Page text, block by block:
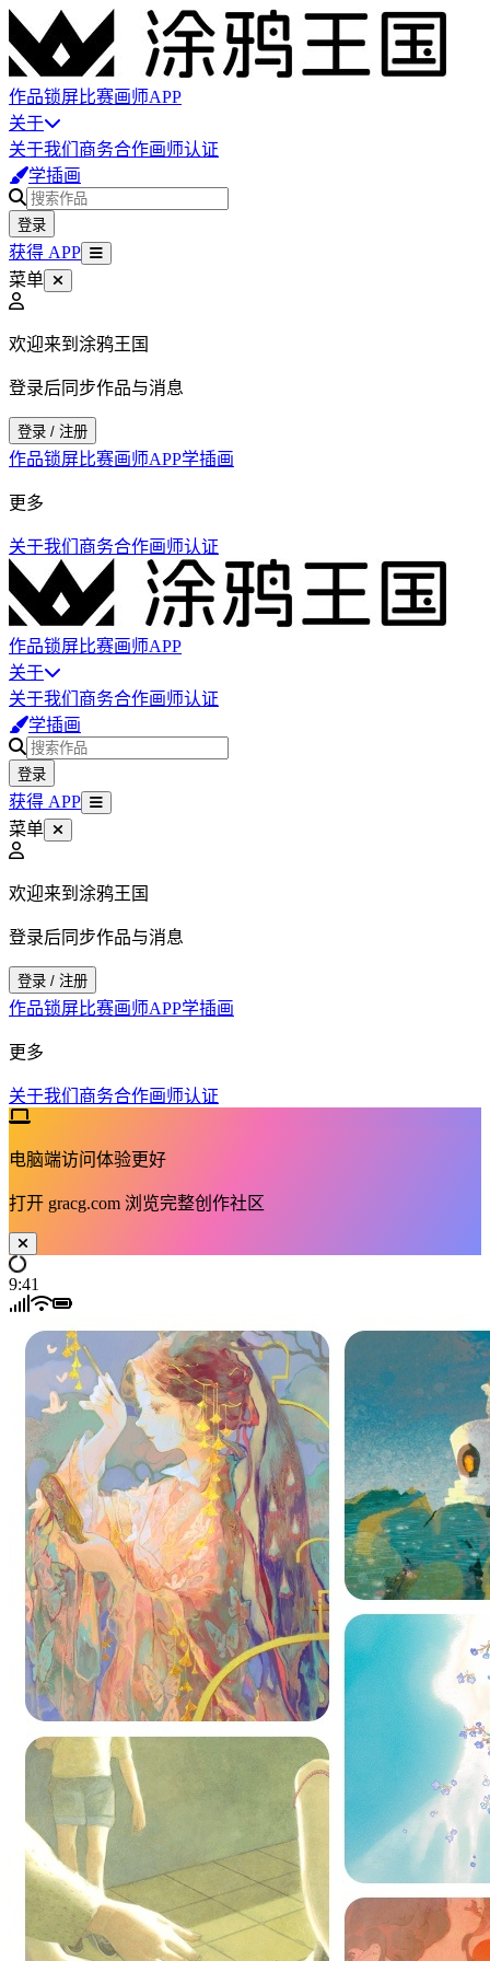
作品锁屏比赛画师APP
关于
关于我们 商务合作画师认证
学插画
登录
获得 APP
菜单
欢迎来到涂鸦王国
登录后同步作品与消息
登录 / 注册
作品锁屏比赛画师APP学插画
更多
关于我们 商务合作画师认证
作品锁屏比赛画师APP
关于
关于我们 商务合作画师认证
学插画
登录
获得 APP
菜单
欢迎来到涂鸦王国
登录后同步作品与消息
登录 / 注册
作品锁屏比赛画师APP学插画
更多
关于我们 商务合作画师认证
电脑端访问体验更好
打开 gracg.com 浏览完整创作社区
9:41